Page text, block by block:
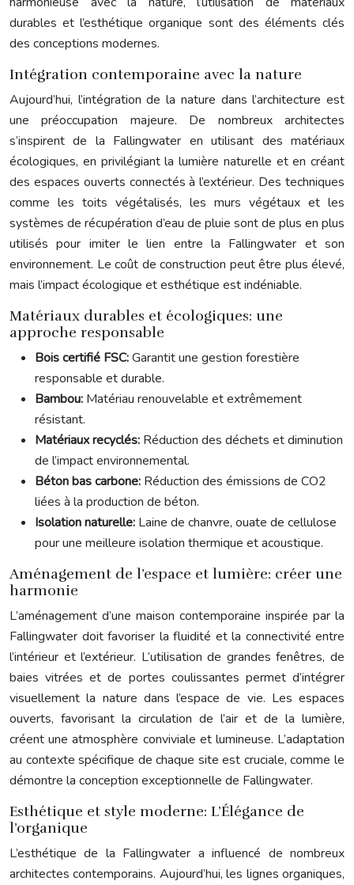
durables et l’esthétique organique sont des éléments clés
des conceptions modernes.
Intégration contemporaine avec la nature
Aujourd’hui, l’intégration de la nature dans l’architecture est
une préoccupation majeure. De nombreux architectes
s’inspirent de la Fallingwater en utilisant des matériaux
écologiques, en privilégiant la lumière naturelle et en créant
des espaces ouverts connectés à l’extérieur. Des techniques
comme les toits végétalisés, les murs végétaux et les
systèmes de récupération d’eau de pluie sont de plus en plus
utilisés pour imiter le lien entre la Fallingwater et son
environnement. Le coût de construction peut être plus élevé,
mais l’impact écologique et esthétique est indéniable.
Matériaux durables et écologiques: une
approche responsable
Bois certifié FSC:Garantit une gestion forestière
responsable et durable.
Bambou: Matériau renouvelable et extrêmement
résistant.
Matériaux recyclés: Réduction des déchets et diminution
de l’impact environnemental.
Béton bas carbone: Réduction des émissions de CO2
liées à la production de béton.
Isolation naturelle: Laine de chanvre, ouate de cellulose
pour une meilleure isolation thermique et acoustique.
Aménagement de l’espace et lumière: créer une
harmonie
L’aménagement d’une maison contemporaine inspirée par la
Fallingwater doit favoriser la fluidité et la connectivité entre
l’intérieur et l’extérieur. L’utilisation de grandes fenêtres, de
baies vitrées et de portes coulissantes permet d’intégrer
visuellement la nature dans l’espace de vie. Les espaces
ouverts, favorisant la circulation de l’air et de la lumière,
créent une atmosphère conviviale et lumineuse. L’adaptation
au contexte spécifique de chaque site est cruciale, comme le
démontre la conception exceptionnelle de Fallingwater.
Esthétique et style moderne: L’Élégance de
l’organique
L’esthétique de la Fallingwater a influencé de nombreux
architectes contemporains. Aujourd’hui, les lignes organiques,